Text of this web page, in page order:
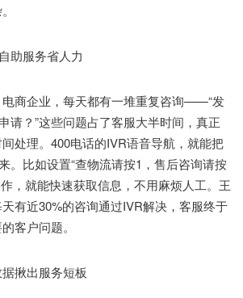
服务省人力
商企业，每天都有一堆重复咨询——“发
请？”这些问题占了客服大半时间，真正
处理。400电话的IVR语音导航，就能把
。比如设置“查物流请按1，售后咨询请按
，就能快速获取信息，不用麻烦人工。王
有近30%的咨询通过IVR解决，客服终于
客户问题。
揪出服务短板